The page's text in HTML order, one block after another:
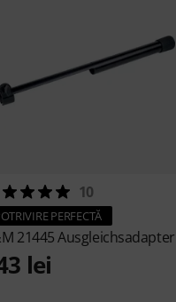
10
PERFECTĂ
21445 Ausgleichsadapter
lei